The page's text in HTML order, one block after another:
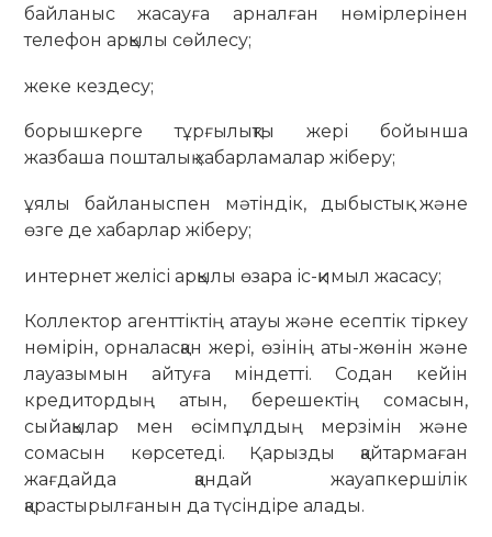
байланыс жасауға арналған нөмірлерінен
телефон арқылы сөйлесу;
жеке кездесу;
борышкерге тұрғылықты жері бойынша
жазбаша пошталық хабарламалар жіберу;
ұялы байланыспен мәтіндік, дыбыстық және
өзге де хабарлар жіберу;
интернет желісі арқылы өзара іс-қимыл жасасу;
Коллектор агенттіктің атауы және есептік тіркеу
нөмірін, орналасқан жері, өзінің аты-жөнін және
лауазымын айтуға міндетті. Содан кейін
кредитордың атын, берешектің сомасын,
сыйақылар мен өсімпұлдың мерзімін және
сомасын көрсетеді. Қарызды қайтармаған
жағдайда қандай жауапкершілік
қарастырылғанын да түсіндіре алады.